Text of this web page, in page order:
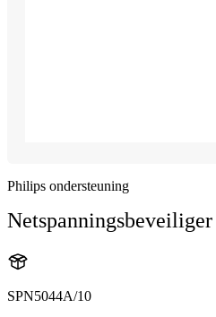
Philips ondersteuning
Netspanningsbeveiliger
SPN5044A/10